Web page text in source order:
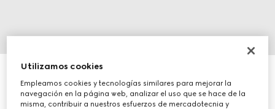
Personalizar con las iniciales
Cartera GG Emblem con tira de piel
€ 1.200
Utilizamos cookies
Empleamos cookies y tecnologías similares para mejorar la
navegación en la página web, analizar el uso que se hace de la
misma, contribuir a nuestros esfuerzos de mercadotecnia y